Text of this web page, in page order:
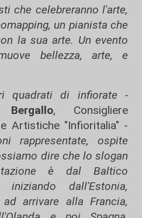
che celebreranno l'arte,
un pianista che
la sua arte. Un evento
bellezza, arte, e
quadrati di infiorate -
Bergallo, Consigliere
Artistiche "Infioritalia" -
rappresentate, ospite
dire che lo slogan
è dal Baltico
iniziando dall'Estonia,
arrivare alla Francia,